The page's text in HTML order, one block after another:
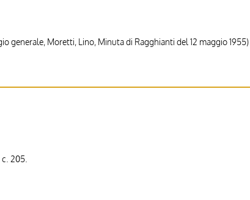
generale, Moretti, Lino, Minuta di Ragghianti del 12 maggio 1955)
205.